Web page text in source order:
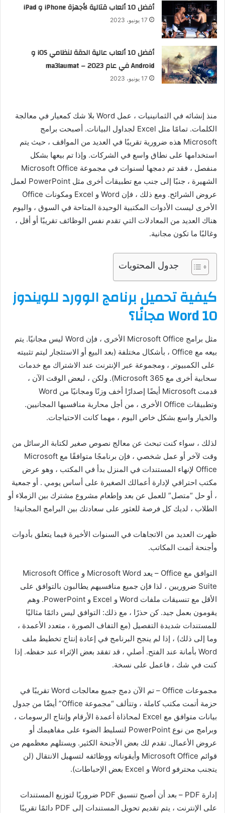
أفضل 10 ألعاب قتالية لأجهزة iPhone و iPad
17 يونيو، 2023
أفضل 10 ألعاب عالية الدقة لنظامي iOS و
Android في عام 2023 – ma3laumat
17 يونيو، 2023
منذ إنشائه في الثمانينيات ، عمل Word بلا شك كمعيار في معالجة
الكلمات. تمامًا مثل Excel لجداول البيانات. أصبحت برامج
Microsoft هذه ضرورية تقريبًا في العديد من المواقف ، حيث يتم
استخدامها على نطاق واسع في الشركات. وإذا تم بيعها بشكل
منفصل ، فقد تم دمجها لسنوات في مجموعة Microsoft Office
الشهيرة ، جنبًا إلى جنب مع تطبيقات أخرى مثل PowerPoint لعمل
عروض الشرائح. ومع ذلك ، فإن Word و Excel ومكونات Office
الأخرى ليست الأدوات المكتبية الوحيدة المتاحة في السوق ، واليوم
هناك العديد من المعادلات التي تقدم نفس الوظائف تقريبًا أو أقل ،
وغالبًا ما تكون مجانية.
جدول المحتويات
كيفية تحميل برنامج الوورد للويندوز
10
Wordمجانًا؟
مثل برامج Microsoft Office الأخرى ، فإن Word ليس مجانيًا. يتم
بيعه مع Office ، بأشكال مختلفة (بعد البيع أو الاستئجار ليتم تثبيته
على الكمبيوتر ، ومجموعة عبر الإنترنت عند الاشتراك مع خدمات
سحابية أخرى مع Microsoft 365). ولكن ، لبعض الوقت الآن ،
قدمت Microsoft أيضًا إصدارًا أخف وزنًا ومجانيًا من Word
وتطبيقات Office الأخرى ، من أجل محاربة منافسيها المجانيين.
والخيار واسع بشكل خاص اليوم ، مهما كانت الاحتياجات.
لذلك ، سواء كنت تبحث عن معالج نصوص صغير لكتابة الرسائل من
وقت لآخر أو عمل شخصي ، فإن برنامجًا متوافقًا مع Microsoft
Office لإنهاء المستندات في المنزل بدأ في المكتب ، وهو عرض
مكتب احترافي لإدارة أعمالك الصغيرة على أساس يومي . أو جمعية
، أو حل “متصل” للعمل عن بعد وإطعام مشروع مشترك بين الزملاء أو
الطلاب ، لديك كل فرصة للعثور على سعادتك بين البرامج المجانية!
ظهرت العديد من الاتجاهات في السنوات الأخيرة فيما يتعلق بأدوات
وأجنحة أتمت المكاتب.
التوافق مع Office – يعد Microsoft Word و Microsoft Office
Suite ضروريين ، لذا فإن جميع منافسيهم يطالبون بالتوافق على
الأقل مع تنسيقات ملفات Word و Excel و PowerPoint. وهم
يقومون بعمل جيد. كن حذرًا ، مع ذلك: التوافق ليس دائمًا مثاليًا
للمستندات شديدة التفصيل (مع التفاف الصورة ، متعدد الأعمدة ،
وما إلى ذلك) ، إذا لم ينجح البرنامج في إعادة إنتاج تخطيط ملف
Word بأمانة عند الفتح. أصلي ، قد تفقد بعض الإثراء عند حفظه. إذا
كنت في شك ، فاعمل على نسخة.
مجموعات Office – تم الآن دمج جميع معالجات Word تقريبًا في
حزمة أتمت مكتب كاملة ، وتتألف “مجموعة Office” أيضًا من جدول
بيانات متوافق مع Excel لمحاذاة أعمدة الأرقام وإنتاج الرسومات ،
وبرامج من نوع PowerPoint لتسليط الضوء على مفاهيمك أو
عروض الأعمال. تقدم لك بعض الأجنحة الكثير. ويستلهم معظمهم من
قوائم Microsoft Office وأيقوناته ووظائفه لتسهيل الانتقال (لن
يتجنب محترفو Word و Excel بعض الإحباطات).
إدارة PDF – بعد أن أصبح تنسيق PDF ضروريًا لتوزيع المستندات
على الإنترنت ، يتم تقديم تحويل المستندات إلى PDF دائمًا تقريبًا